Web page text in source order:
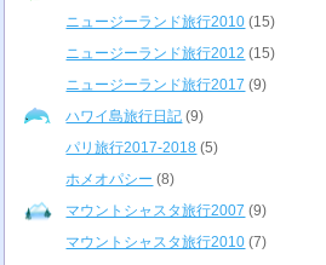
ニュージーランド旅行2010 (15)
ニュージーランド旅行2012 (15)
ニュージーランド旅行2017 (9)
ハワイ島旅行日記 (9)
パリ旅行2017-2018 (5)
ホメオパシー (8)
マウントシャスタ旅行2007 (9)
マウントシャスタ旅行2010 (7)